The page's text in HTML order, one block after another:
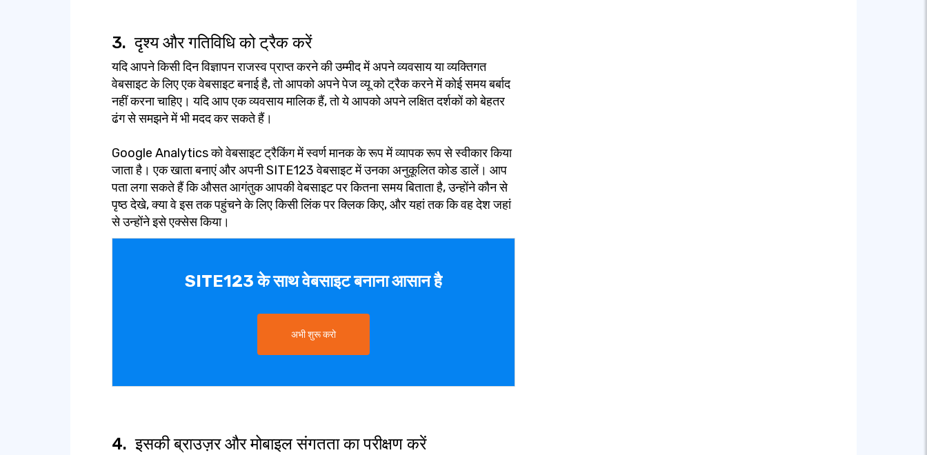
3. दृश्य और गतिविधि को ट्रैक करें
यदि आपने किसी दिन विज्ञापन राजस्व प्राप्त करने की उम्मीद में अपने व्यवसाय या व्यक्तिगत
वेबसाइट के लिए एक वेबसाइट बनाई है, तो आपको अपने पेज व्यू को ट्रैक करने में कोई समय बर्बाद
नहीं करना चाहिए। यदि आप एक व्यवसाय मालिक हैं, तो ये आपको अपने लक्षित दर्शकों को बेहतर
ढंग से समझने में भी मदद कर सकते हैं।
Google Analytics को वेबसाइट ट्रैकिंग में स्वर्ण मानक के रूप में व्यापक रूप से स्वीकार किया
जाता है। एक खाता बनाएं और अपनी SITE123 वेबसाइट में उनका अनुकूलित कोड डालें। आप
पता लगा सकते हैं कि औसत आगंतुक आपकी वेबसाइट पर कितना समय बिताता है, उन्होंने कौन से
पृष्ठ देखे, क्या वे इस तक पहुंचने के लिए किसी लिंक पर क्लिक किए, और यहां तक कि वह देश जहां
से उन्होंने इसे एक्सेस किया।
SITE123 के साथ वेबसाइट बनाना आसान है
अभी शुरू करो
4. इसकी ब्राउज़र और मोबाइल संगतता का परीक्षण करें